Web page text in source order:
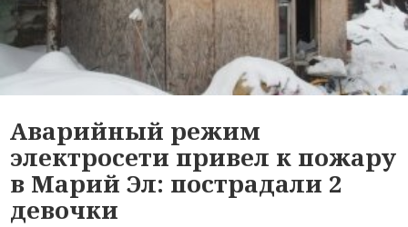
Аварийный режим
электросети привел к пожару
в Марий Эл: пострадали 2
девочки